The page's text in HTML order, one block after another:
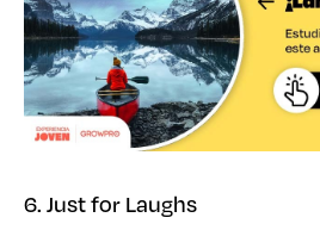
6. Just for Laughs